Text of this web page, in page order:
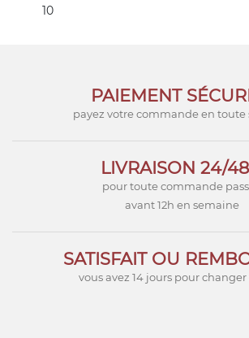
10
PAIEMENT
payez votre commande en toute
LIVRAISON 24/
pour toute commande
avant 12h en semaine
SATISFAIT OU
vous avez 14 jours pour changer